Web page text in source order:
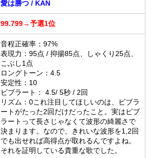
愛は勝つ / KAN
99.799→予選1位
音程正確率：97%
表現力：95点 / 抑揚85点、しゃくり25点、
こぶし1点
ロングトーン：4.5
安定性：10
ビブラート： 4.5/ 5秒 / 2回
リズム：0これ注目してほしいのは、ビブラ
ートがたった2回だけだったこと。実はビブ
ラートって長さじゃなくて波形の綺麗さで
決まります。なので、きれいな波形を1,2回
でも出せれば高得点が取れるんですよね。
それを証明している貴重な歌でした。